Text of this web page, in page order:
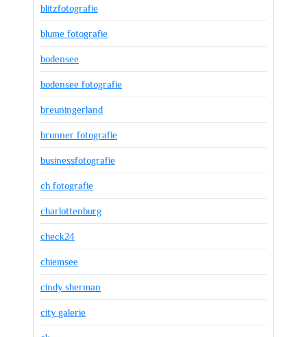
blitzfotografie
blume fotografie
bodensee
bodensee fotografie
breuningerland
brunner fotografie
businessfotografie
ch fotografie
charlottenburg
check24
chiemsee
cindy sherman
city galerie